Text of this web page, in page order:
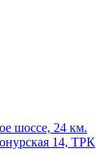
шоссе, 24 км.
14, ТРК